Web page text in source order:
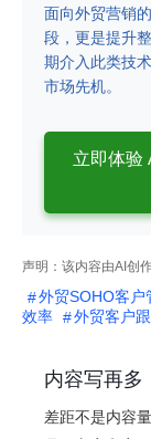
面向外贸营销
段，更是提升
期介入此类技
市场先机。
立即体验
声明：该内容由AI创
外贸SOHO客户
效率
外贸客户
内容写再多
差距不是内容